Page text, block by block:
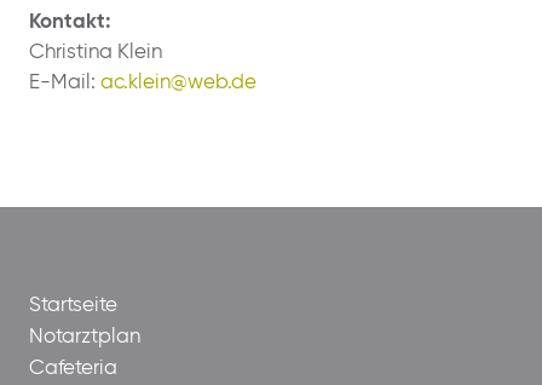
Kontakt:
Christina Klein
E-Mail: ac.klein@web.de
Startseite
Notarztplan
Cafeteria